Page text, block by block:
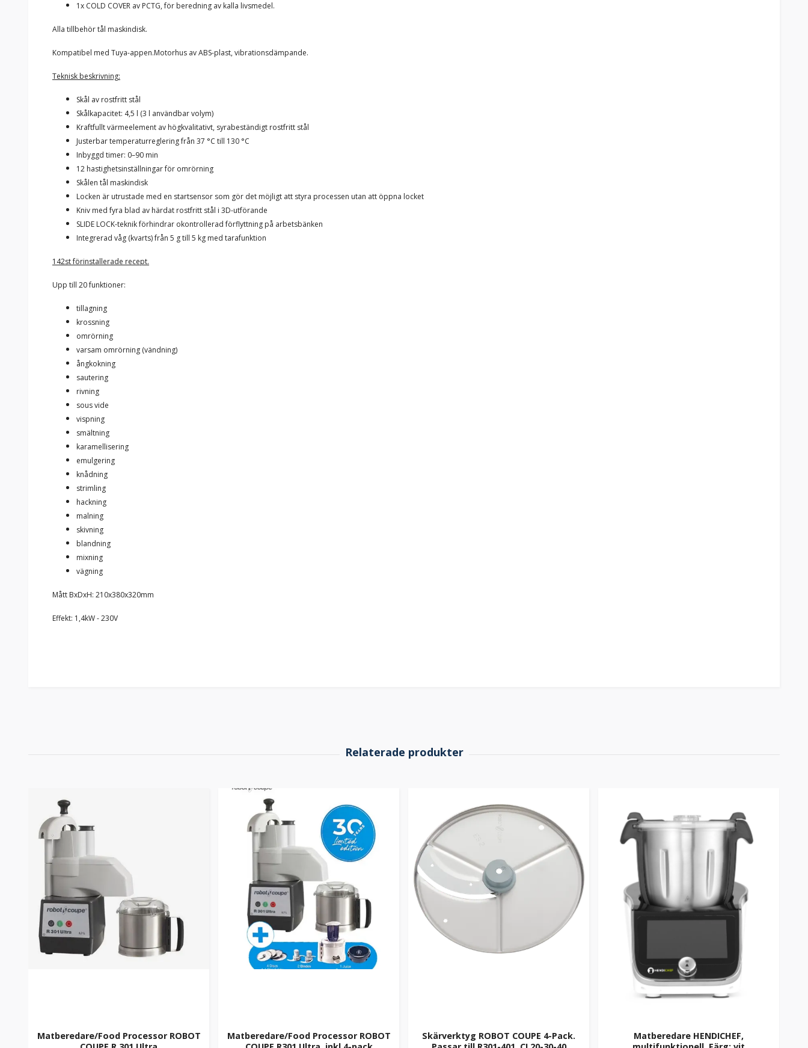
1x COLD COVER av PCTG, för beredning av kalla livsmedel.
Alla tillbehör tål maskindisk.
Kompatibel med Tuya-appen.Motorhus av ABS-plast, vibrationsdämpande.
Teknisk beskrivning:
Skål av rostfritt stål
Skålkapacitet: 4,5 l (3 l användbar volym)
Kraftfullt värmeelement av högkvalitativt, syrabeständigt rostfritt stål
Justerbar temperaturreglering från 37 °C till 130 °C
Inbyggd timer: 0–90 min
12 hastighetsinställningar för omrörning
Skålen tål maskindisk
Locken är utrustade med en startsensor som gör det möjligt att styra processen utan att öppna locket
Kniv med fyra blad av härdat rostfritt stål i 3D-utförande
SLIDE LOCK-teknik förhindrar okontrollerad förflyttning på arbetsbänken
Integrerad våg (kvarts) från 5 g till 5 kg med tarafunktion
142st förinstallerade recept.
Upp till 20 funktioner:
tillagning
krossning
omrörning
varsam omrörning (vändning)
ångkokning
sautering
rivning
sous vide
vispning
smältning
karamellisering
emulgering
knådning
strimling
hackning
malning
skivning
blandning
mixning
vägning
Mått BxDxH: 210x380x320mm
Effekt: 1,4kW - 230V
Matberedare/Food Processor ROBOT
Matberedare/Food Processor ROBOT
Skärverktyg ROBOT COUPE 4-Pack.
Matberedare HENDICHEF,